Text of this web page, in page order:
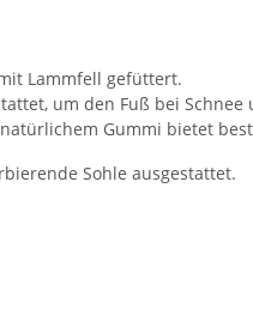
Lammfell gefüttert.
um den Fuß bei
Gummi bietet
Sohle ausgestattet.